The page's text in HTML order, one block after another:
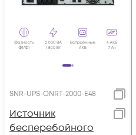
SNR-UPS-ONRT-2000-E48
Источник
бесперебойного